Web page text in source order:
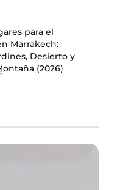
para el
Marrakech:
Desierto y
(2026)